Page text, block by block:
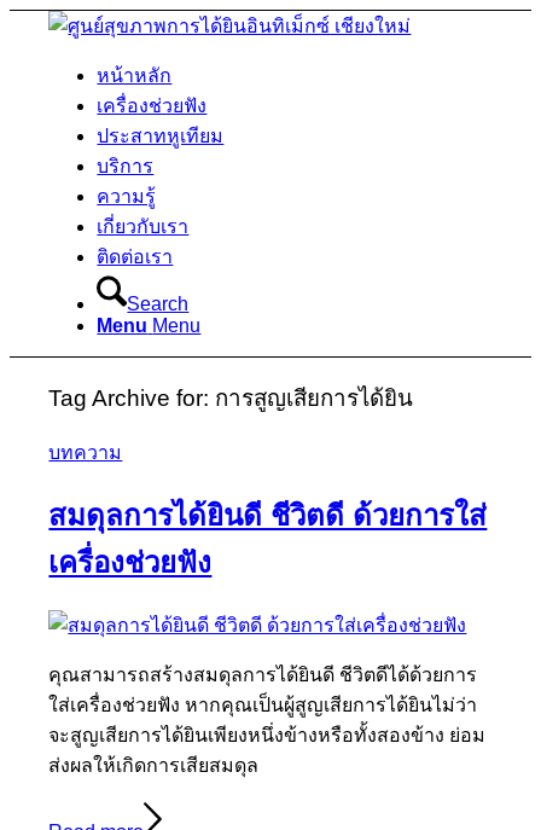
หน้าหลัก
เครื่องช่วยฟัง
ประสาทหูเทียม
บริการ
ความรู้
เกี่ยวกับเรา
ติดต่อเรา
Search
Menu Menu
Tag Archive for: การสูญเสียการได้ยิน
บทความ
สมดุลการได้ยินดี ชีวิตดี ด้วยการใส่
เครื่องช่วยฟัง
คุณสามารถสร้างสมดุลการได้ยินดี ชีวิตดีได้ด้วยการ
ใส่เครื่องช่วยฟัง หากคุณเป็นผู้สูญเสียการได้ยินไม่ว่า
จะสูญเสียการได้ยินเพียงหนึ่งข้างหรือทั้งสองข้าง ย่อม
ส่งผลให้เกิดการเสียสมดุล